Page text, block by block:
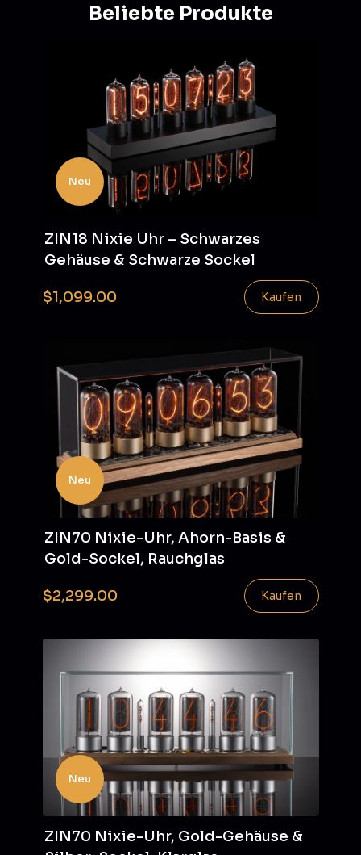
Beliebte Produkte
Neu
ZIN18 Nixie Uhr – Schwarzes
Gehäuse & Schwarze Sockel
$1,099.00 Kaufen
Neu
ZIN70 Nixie-Uhr, Ahorn-Basis &
Gold-Sockel, Rauchglas
$2,299.00 Kaufen
Neu
ZIN70 Nixie-Uhr, Gold-Gehäuse &